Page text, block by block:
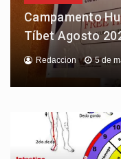
Campamento
Tíbet Agosto
Redaccion 5 de